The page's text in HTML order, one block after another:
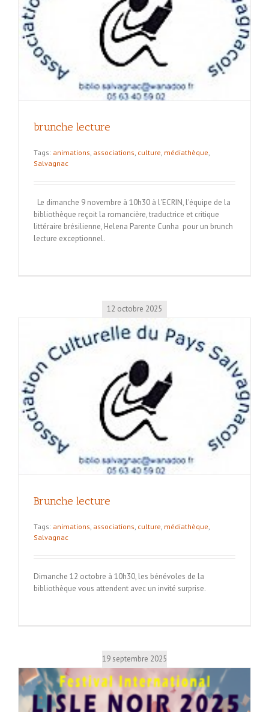
brunche lecture
Tags: animations associations culture médiathèque
Salvagnac
Le dimanche 9 novembre à 10h30 à l'ECRIN, l'équipe de la
bibliothèque reçoit la romancière, traductrice et critique
littéraire brésilienne, Helena Parente Cunha pour un brunch
lecture exceptionnel.
12 octobre 2025
Brunche lecture
Tags: animations, associations, culture, médiathèque,
Salvagnac
Dimanche 12 octobre à 10h30, les bénévoles de la
bibliothèque vous attendent avec un invité surprise.
19 septembre 2025